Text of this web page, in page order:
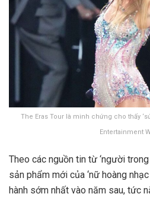
The Eras Tour là minh chứng cho thấy
Entertainment
Theo các nguồn tin từ ‘người
sản phẩm mới của ‘nữ hoàng
hành sớm nhất vào năm sau, tức